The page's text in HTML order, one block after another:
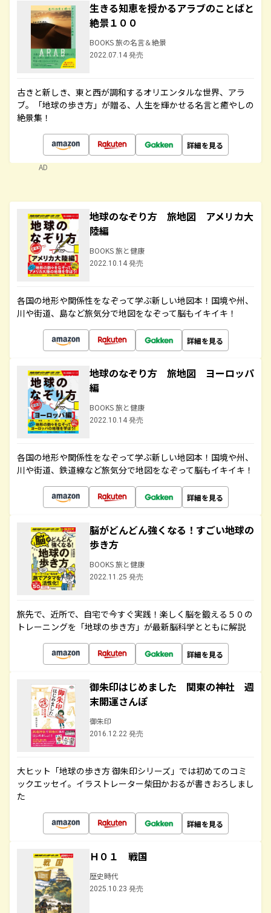
生きる知恵を授かるアラブのことばと
絶景１００
BOOKS 旅の名言＆絶景
2022.07.14 発売
古きと新しき、東と西が調和するオリエンタルな世界、アラ
ブ。「地球の歩き方」が贈る、人生を輝かせる名言と癒やしの
絶景集！
詳細を見る
AD
地球のなぞり方 旅地図 アメリカ大
陸編
BOOKS 旅と健康
2022.10.14 発売
各国の地形や関係性をなぞって学ぶ新しい地図本！国境や州、
川や街道、島など旅気分で地図をなぞって脳もイキイキ！
詳細を見る
地球のなぞり方 旅地図 ヨーロッパ
編
BOOKS 旅と健康
2022.10.14 発売
各国の地形や関係性をなぞって学ぶ新しい地図本！国境や州、
川や街道、鉄道線など旅気分で地図をなぞって脳もイキイキ！
詳細を見る
脳がどんどん強くなる！すごい地球の
歩き方
BOOKS 旅と健康
2022.11.25 発売
旅先で、近所で、自宅で今すぐ実践！楽しく脳を鍛える５０の
トレーニングを「地球の歩き方」が最新脳科学とともに解説
詳細を見る
御朱印はじめました 関東の神社 週
末開運さんぽ
御朱印
2016.12.22 発売
大ヒット「地球の歩き方 御朱印シリーズ」では初めてのコミ
ックエッセイ。イラストレーター柴田かおるが書きおろしまし
た
詳細を見る
Ｈ０１ 戦国
歴史時代
2025.10.23 発売